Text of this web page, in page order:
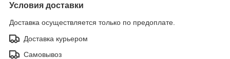
Условия доставки
Доставка осуществляется только по предоплате.
Доставка курьером
Самовывоз